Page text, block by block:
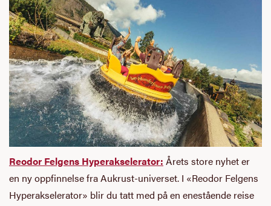
Reodor Felgens Hyperakselerator: Årets store nyhet er
en ny oppfinnelse fra Aukrust-universet. I «Reodor Felgens
Hyperakselerator» blir du tatt med på en enestående reise